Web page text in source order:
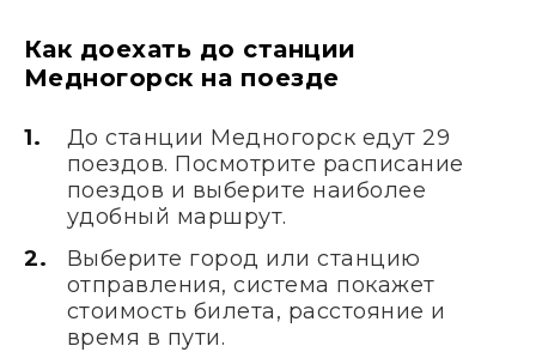
Как доехать до станции
Медногорск на поезде
До станции Медногорск едут 29
поездов. Посмотрите расписание
поездов и выберите наиболее
удобный маршрут.
Выберите город или станцию
отправления, система покажет
стоимость билета, расстояние и
время в пути.